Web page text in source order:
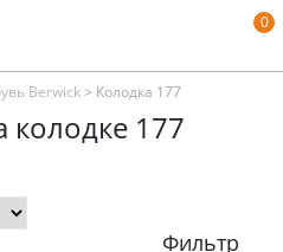
0
Berwick> Колодка 177
колодке 177
Фильтр